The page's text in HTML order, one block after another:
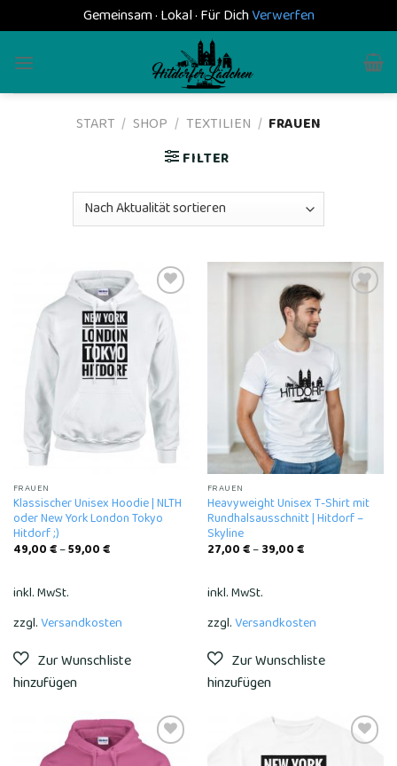
Gemeinsam · Lokal · Für DichVerwerfen
START / SHOP / TEXTILIEN / FRAUEN
FILTER
Add to
wishlist
FRAUEN
Klassischer Unisex Hoodie | NLTH
oder New York London Tokyo
Hitdorf ;)
49,00€–59,00€
inkl. MwSt.
zzgl.Versandkosten
FRAUEN
Heavyweight Unisex T-Shirt mit
Rundhalsausschnitt | Hitdorf –
Skyline
27,00€–39,00€
inkl. MwSt.
zzgl.Versandkosten